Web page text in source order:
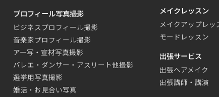
プロフィール写真撮影
ビジネスプロフィール撮影
音楽家プロフィール撮影
アー写・宣材写真撮影
バレエ・ダンサー・アスリート他撮影
選挙用写真撮影
婚活・お見合い写真
メイクレッスン
メイクアップレッ
モードレッスン
出張サービス
出張ヘアメイク
出張講師・講演